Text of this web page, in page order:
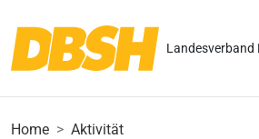
Landesverband
Home
Aktivität